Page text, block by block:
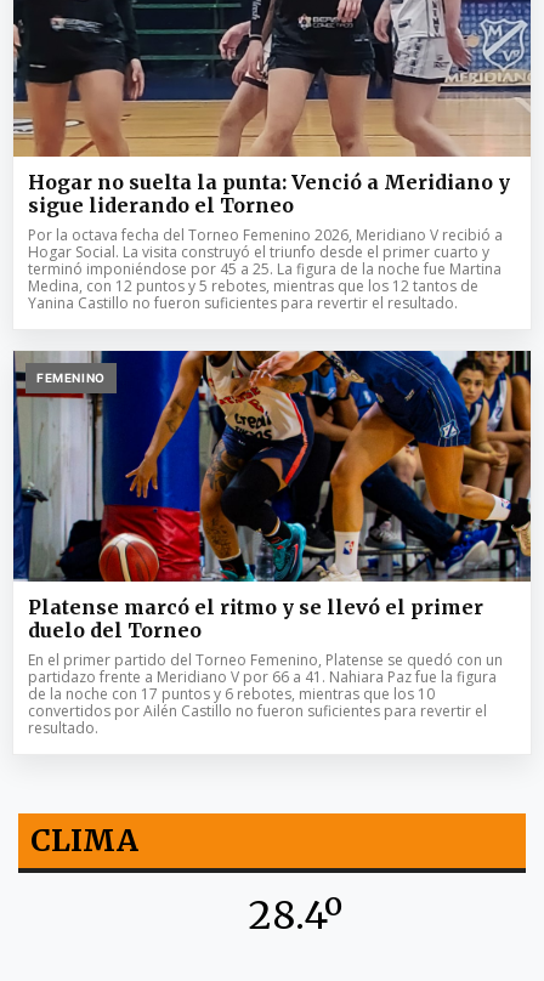
Hogar no suelta la punta: Venció a Meridiano y
sigue liderando el Torneo
Por la octava fecha del Torneo Femenino 2026, Meridiano V recibió a
Hogar Social. La visita construyó el triunfo desde el primer cuarto y
terminó imponiéndose por 45 a 25. La figura de la noche fue Martina
Medina, con 12 puntos y 5 rebotes, mientras que los 12 tantos de
Yanina Castillo no fueron suficientes para revertir el resultado.
FEMENINO
Platense marcó el ritmo y se llevó el primer
duelo del Torneo
En el primer partido del Torneo Femenino, Platense se quedó con un
partidazo frente a Meridiano V por 66 a 41. Nahiara Paz fue la figura
de la noche con 17 puntos y 6 rebotes, mientras que los 10
convertidos por Ailén Castillo no fueron suficientes para revertir el
resultado.
CLIMA
28.4º